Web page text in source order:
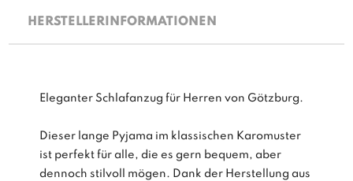
HERSTELLERINFORMATIONEN
Eleganter Schlafanzug für Herren von Götzburg.
Dieser lange Pyjama im klassischen Karomuster
ist perfekt für alle, die es gern bequem, aber
dennoch stilvoll mögen. Dank der Herstellung aus